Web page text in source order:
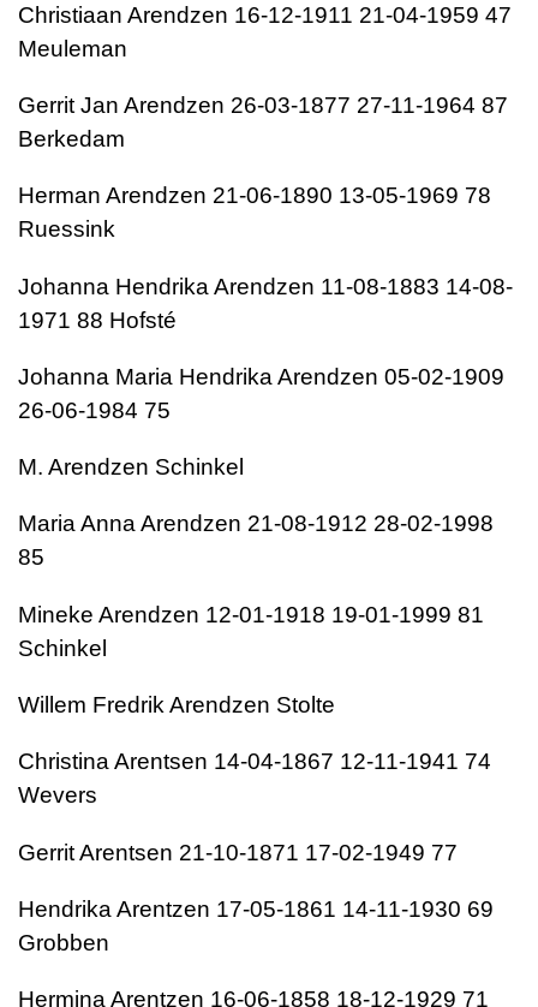
Christiaan Arendzen 16-12-1911 21-04-1959 47
Meuleman
Gerrit Jan Arendzen 26-03-1877 27-11-1964 87
Berkedam
Herman Arendzen 21-06-1890 13-05-1969 78
Ruessink
Johanna Hendrika Arendzen 11-08-1883 14-08-
1971 88 Hofsté
Johanna Maria Hendrika Arendzen 05-02-1909
26-06-1984 75
M. Arendzen Schinkel
Maria Anna Arendzen 21-08-1912 28-02-1998
85
Mineke Arendzen 12-01-1918 19-01-1999 81
Schinkel
Willem Fredrik Arendzen Stolte
Christina Arentsen 14-04-1867 12-11-1941 74
Wevers
Gerrit Arentsen 21-10-1871 17-02-1949 77
Hendrika Arentzen 17-05-1861 14-11-1930 69
Grobben
Hermina Arentzen 16-06-1858 18-12-1929 71